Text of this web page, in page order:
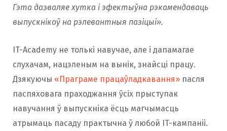
Гэта дазваляе хутка і эфектыўна рэкамендаваць
выпускнікоў на рэлевантныя пазіцыі».
IT-Academy не толькі навучае, але і дапамагае
слухачам, нацэленым на вынік, знайсці працу.
Дзякуючы «Праграме працаўладкавання» пасля
паспяховага праходжання ўсіх прыступак
навучання ў выпускніка ёсць магчымасць
атрымаць пасаду практычна ў любой IT-кампаніі.